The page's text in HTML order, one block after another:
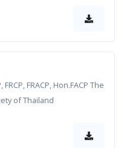
FRACP, Hon.FACP The
of Thailand